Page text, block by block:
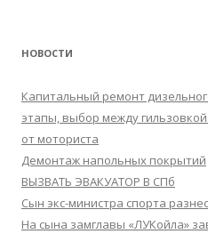
НОВОСТИ
Капитальный ремонт
этапы, выбор между
от моториста
Демонтаж напольных покрытий
ВЫЗВАТЬ ЭВАКУАТОР В СПб
Сын экс-министра спорта
На сына замглавы «ЛУКойла»